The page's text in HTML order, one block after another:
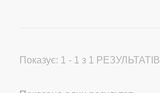
Показує: 1 - 1 з 1 РЕЗУЛЬТАТІВ